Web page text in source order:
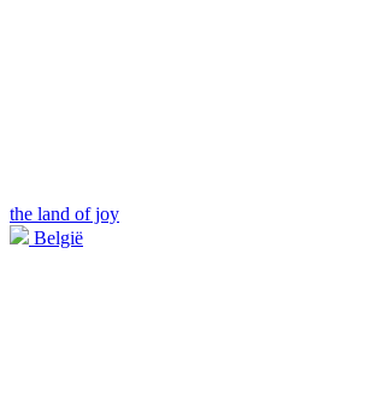
the land of joy
België